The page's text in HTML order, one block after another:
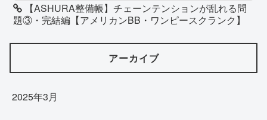
【ASHURA整備帳】チェーンテンションが乱れる問
題③・完結編【アメリカンBB・ワンピースクランク】
アーカイブ
2025年3月